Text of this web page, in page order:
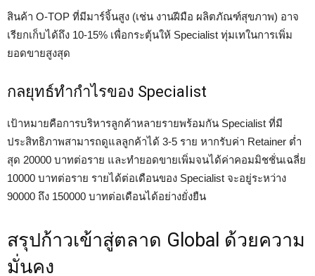
สินค้า O-TOP ที่มีมาร์จิ้นสูง (เช่น งานฝีมือ ผลิตภัณฑ์สุขภาพ) อาจ
เรียกเก็บได้ถึง 10-15% เพื่อกระตุ้นให้ Specialist ทุ่มเทในการเพิ่ม
ยอดขายสูงสุด
กลยุทธ์ทำกำไรของ Specialist
เป้าหมายคือการบริหารลูกค้าหลายรายพร้อมกัน Specialist ที่มี
ประสิทธิภาพสามารถดูแลลูกค้าได้ 3-5 ราย หากรับค่า Retainer ต่ำ
สุด 20000 บาทต่อราย และทำยอดขายเพิ่มจนได้ค่าคอมมิชชั่นเฉลี่ย
10000 บาทต่อราย รายได้ต่อเดือนของ Specialist จะอยู่ระหว่าง
90000 ถึง 150000 บาทต่อเดือนได้อย่างยั่งยืน
สรุปก้าวเข้าสู่ตลาด Global ด้วยความ
มั่นคง